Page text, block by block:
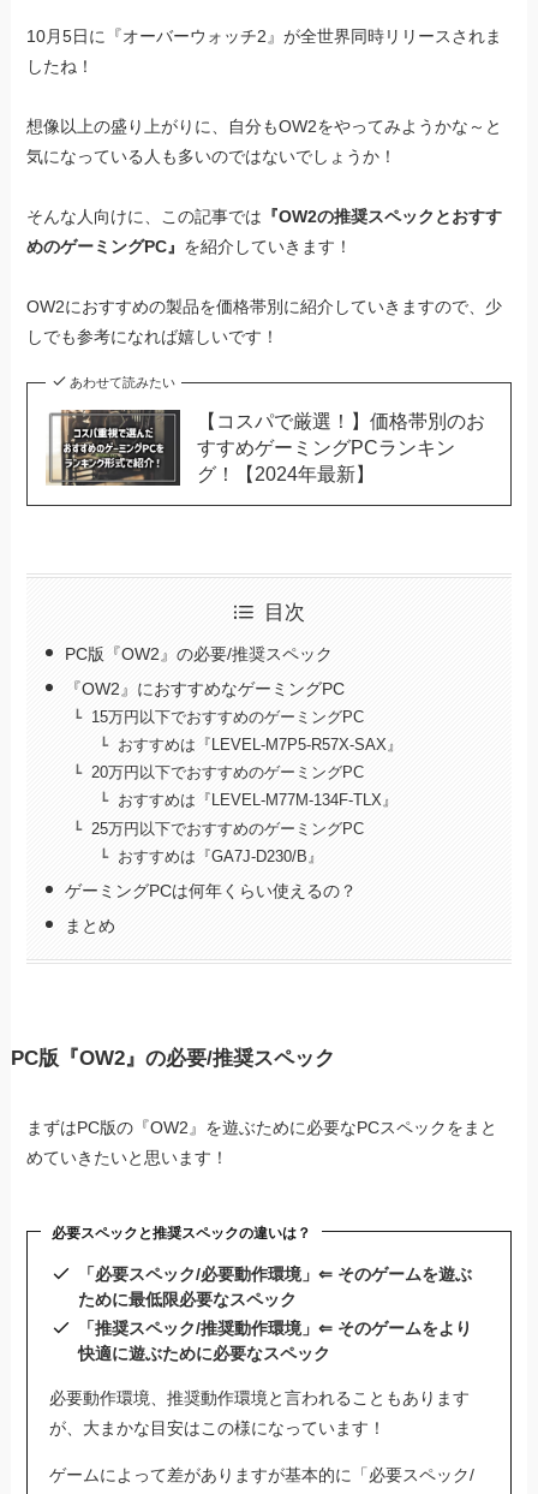
10月5日に『オーバーウォッチ2』が全世界同時リリースされま
したね！
想像以上の盛り上がりに、自分もOW2をやってみようかな～と
気になっている人も多いのではないでしょうか！
そんな人向けに、この記事では 『OW2の推奨スペックとおすす
めのゲーミングPC』 を紹介していきます！
OW2におすすめの製品を価格帯別に紹介していきますので、少
しでも参考になれば嬉しいです！
あわせて読みたい
【コスパで厳選！】価格帯別のお
すすめゲーミングPCランキン
グ！【2024年最新】
目次
PC版『OW2』の必要/推奨スペック
『OW2』におすすめなゲーミングPC
15万円以下でおすすめのゲーミングPC
おすすめは『LEVEL-M7P5-R57X-SAX』
20万円以下でおすすめのゲーミングPC
おすすめは『LEVEL-M77M-134F-TLX』
25万円以下でおすすめのゲーミングPC
おすすめは『GA7J-D230/B』
ゲーミングPCは何年くらい使えるの？
まとめ
PC版『OW2』の必要/推奨スペック
まずはPC版の『OW2』を遊ぶために必要なPCスペックをまと
めていきたいと思います！
必要スペックと推奨スペックの違いは？
「必要スペック/必要動作環境」⇐ そのゲームを遊ぶ
ために最低限必要なスペック
「推奨スペック/推奨動作環境」⇐ そのゲームをより
快適に遊ぶために必要なスペック
必要動作環境、推奨動作環境と言われることもあります
が、大まかな目安はこの様になっています！
ゲームによって差がありますが基本的に「必要スペック/